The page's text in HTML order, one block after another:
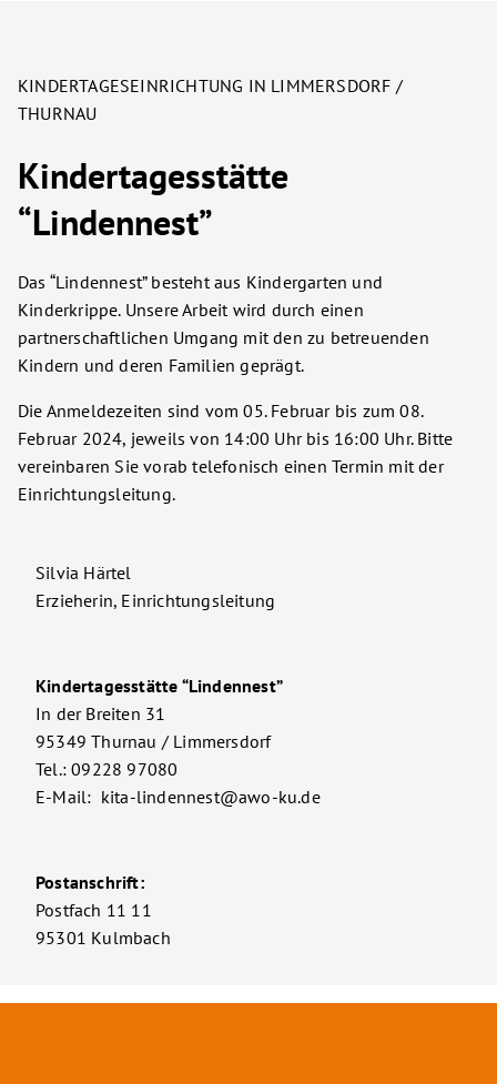
KINDERTAGESEINRICHTUNG IN LIMMERSDORF /
THURNAU
Kindertagesstätte
“Lindennest”
Das “Lindennest” besteht aus Kindergarten und
Kinderkrippe. Unsere Arbeit wird durch einen
partnerschaftlichen Umgang mit den zu betreuenden
Kindern und deren Familien geprägt.
Die Anmeldezeiten sind vom 05. Februar bis zum 08.
Februar 2024, jeweils von 14:00 Uhr bis 16:00 Uhr. Bitte
vereinbaren Sie vorab telefonisch einen Termin mit der
Einrichtungsleitung.
Silvia Härtel
Erzieherin, Einrichtungsleitung
Kindertagesstätte “Lindennest”
In der Breiten 31
95349 Thurnau / Limmersdorf
Tel.: 09228 97080
E-Mail: kita-lindennest@awo-ku.de
Postanschrift:
Postfach 11 11
95301 Kulmbach